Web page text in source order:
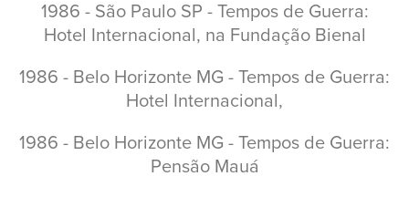
1986 - São Paulo SP - Tempos de Guerra:
Hotel Internacional, na Fundação Bienal
1986 - Belo Horizonte MG - Tempos de Guerra:
Hotel Internacional,
1986 - Belo Horizonte MG - Tempos de Guerra:
Pensão Mauá